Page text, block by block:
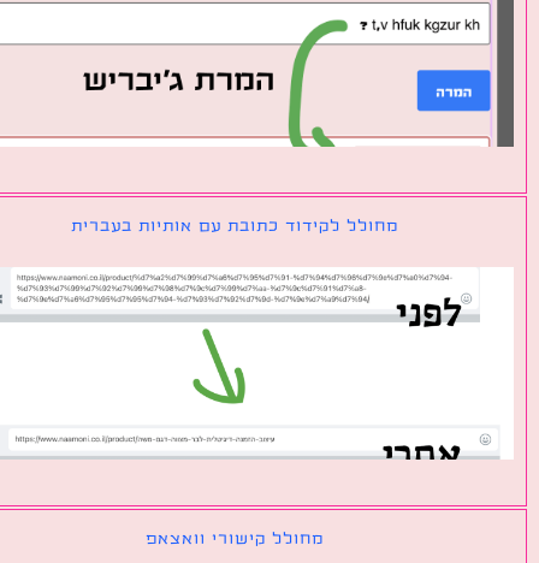
מחולל לקידוד כתובת עם אותיות בעברית
מחולל קישורי וואצאפ